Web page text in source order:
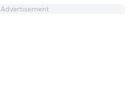
Advertisement